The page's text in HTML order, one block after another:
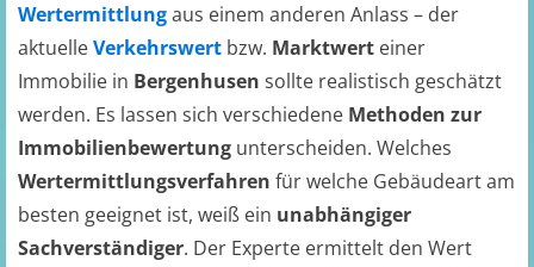
Wertermittlungaus einem anderen Anlass – der
aktuelleVerkehrswert bzw. Marktwert einer
Immobilie in Bergenhusen sollte realistisch geschätzt
werden. Es lassen sich verschiedene Methoden zur
Immobilienbewertung unterscheiden. Welches
Wertermittlungsverfahren für welche Gebäudeart am
besten geeignet ist, weiß ein unabhängiger
Sachverständiger. Der Experte ermittelt den Wert